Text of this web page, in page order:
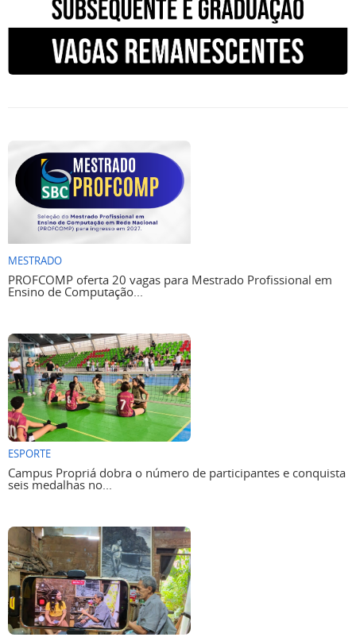
MESTRADO
PROFCOMP oferta 20 vagas para Mestrado Profissional em
Ensino de Computação...
ESPORTE
Campus Propriá dobra o número de participantes e conquista
seis medalhas no...